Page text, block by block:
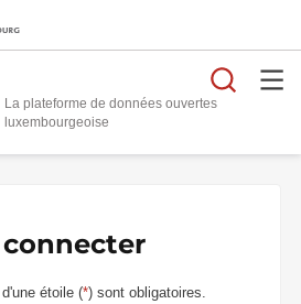
La plateforme de données ouvertes
connecter
étoile (*) sont obligatoires.